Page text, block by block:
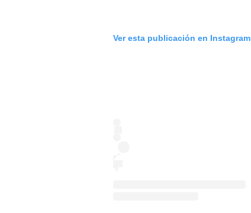
Ver esta publicación en Instagram